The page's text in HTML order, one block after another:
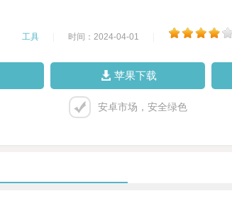
工具 时间：2024-04-01
苹果下载
安卓市场，安全绿色